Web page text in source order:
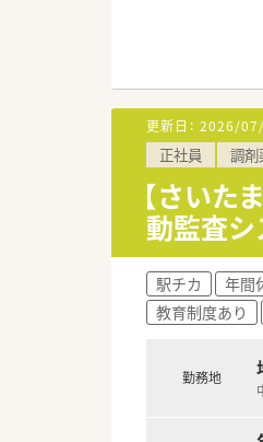
■
■
■
■
い
■
更新日： 2026/
正社員 調剤
【さいた
動監査シ
駅チカ 年間
教育制度あり
勤務地